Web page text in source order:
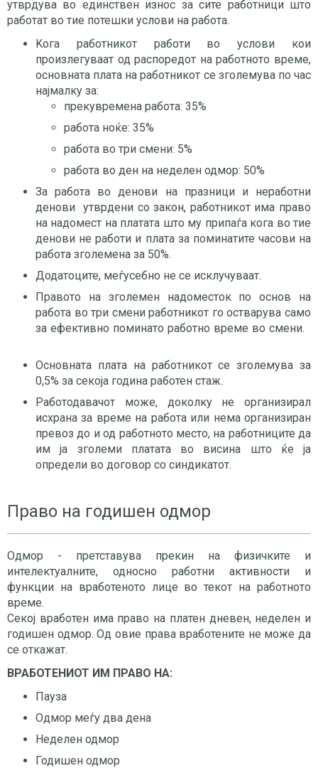
утврдува во единствен износ за сите работници што
работат во тие потешки услови на работа.
Kога работникот работи во услови кои
произлегуваат од распоредот на работното време,
oсновната плата на работникот се зголемува по час
најмалку за:
прекувремена работа: 35%
работа ноќе: 35%
работа во три смени: 5%
работа во ден на неделен одмор: 50%
За работа во денови на празници и неработни
денови утврдени со закон, работникот има право
на надомест на платата што му припаѓа кога во тие
денови не работи и плата за поминатите часови на
работа зголемена за 50%.
Додатоците, меѓусебно не се исклучуваат.
Правото на зголемен надоместок по основ на
работа во три смени работникот го остварува само
за ефективно поминато работно време во смени.
Основната плата на работникот се зголемува за
0,5% за секоја година работен стаж.
Работодавачот може, доколку не организирал
исхрана за време на работа или нема организиран
превоз до и од работното место, на работниците да
им ја зголеми платата во висина што ќе ја
определи во договор со синдикатот.
Право на годишен одмор
Одмор - претставува прекин на физичките и
интелектуалните, односно работни активности и
функции на вработеното лице во текот на работното
време.
Секој вработен има право на платен дневен, неделен и
годишен одмор. Од овие права вработените не може да
се откажат.
ВРАБОТЕНИОТ ИМ ПРАВО НА:
Пауза
Одмор меѓу два дена
Неделен одмор
Годишен одмор